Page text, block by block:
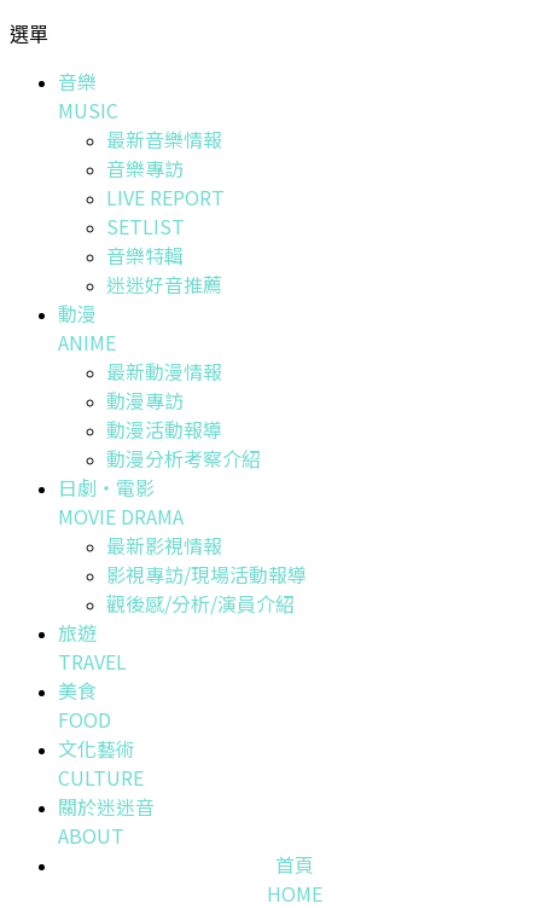
選單
音樂
MUSIC
最新音樂情報
音樂專訪
LIVE REPORT
SETLIST
音樂特輯
迷迷好音推薦
動漫
ANIME
最新動漫情報
動漫專訪
動漫活動報導
動漫分析考察介紹
日劇・電影
MOVIE DRAMA
最新影視情報
影視專訪/現場活動報導
觀後感/分析/演員介紹
旅遊
TRAVEL
美食
FOOD
文化藝術
CULTURE
關於迷迷音
ABOUT
首頁
HOME